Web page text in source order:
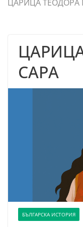
ЦАРИЦА ТЕОДОРА
САРА
БЪЛГАРСКА ИСТОРИЯ